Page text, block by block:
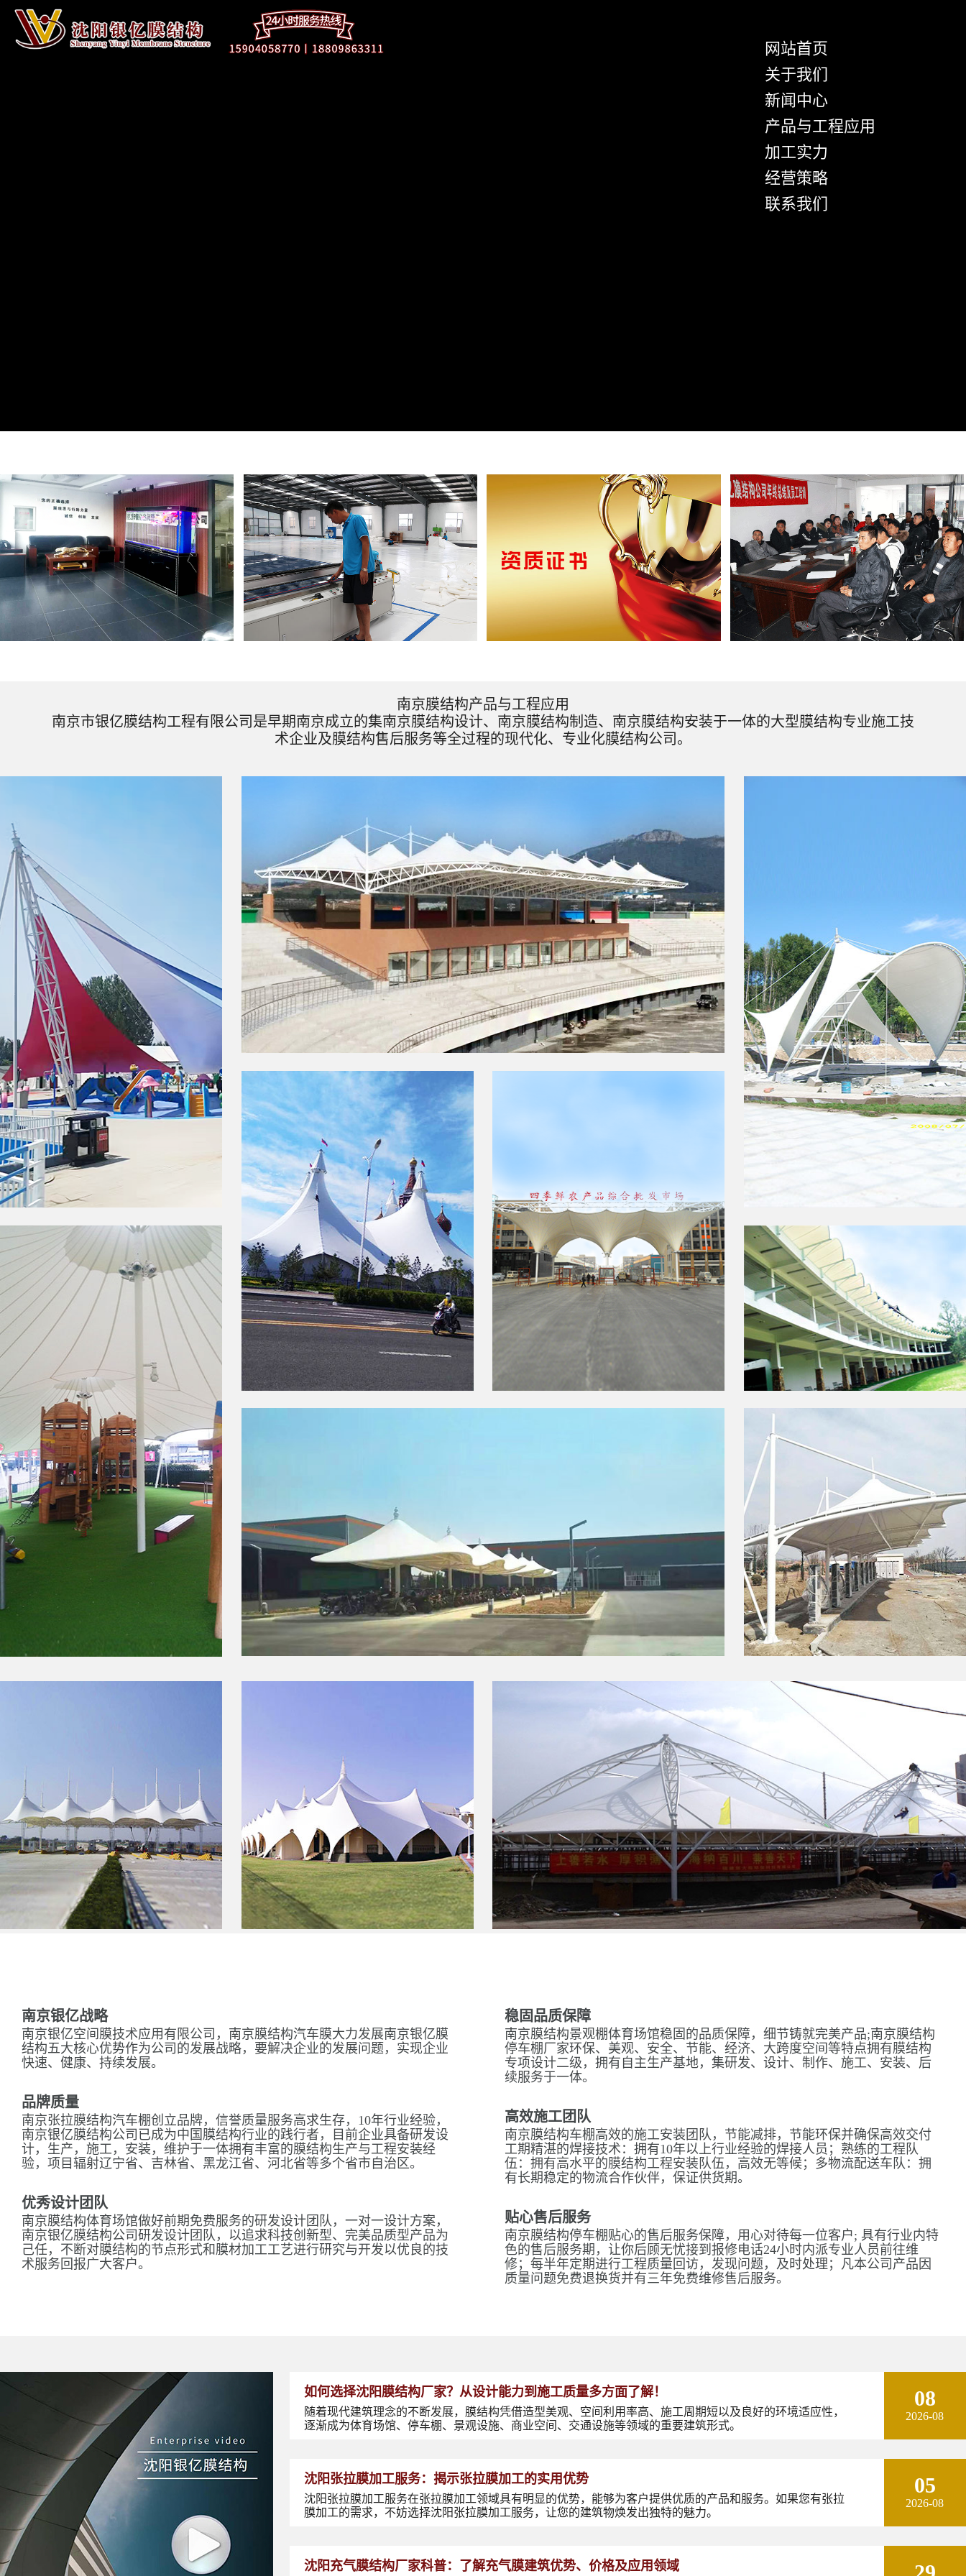
网站首页
关于我们
新闻中心
产品与工程应用
加工实力
经营策略
联系我们
南京膜结构产品与工程应用
南京市银亿膜结构工程有限公司是早期南京成立的集南京膜结构设计、南京膜结构制造、南京膜结构安装于一体的大型膜结构专业施工技
术企业及膜结构售后服务等全过程的现代化、专业化膜结构公司。
南京银亿战略
南京银亿空间膜技术应用有限公司，南京膜结构汽车膜大力发展南京银亿膜
结构五大核心优势作为公司的发展战略，要解决企业的发展问题，实现企业
快速、健康、持续发展。
品牌质量
南京张拉膜结构汽车棚创立品牌，信誉质量服务高求生存，10年行业经验，
南京银亿膜结构公司已成为中国膜结构行业的践行者，目前企业具备研发设
计，生产，施工，安装，维护于一体拥有丰富的膜结构生产与工程安装经
验，项目辐射辽宁省、吉林省、黑龙江省、河北省等多个省市自治区。
优秀设计团队
南京膜结构体育场馆做好前期免费服务的研发设计团队，一对一设计方案，
南京银亿膜结构公司研发设计团队，以追求科技创新型、完美品质型产品为
己任，不断对膜结构的节点形式和膜材加工工艺进行研究与开发以优良的技
术服务回报广大客户。
稳固品质保障
南京膜结构景观棚体育场馆稳固的品质保障，细节铸就完美产品;南京膜结构
停车棚厂家环保、美观、安全、节能、经济、大跨度空间等特点拥有膜结构
专项设计二级，拥有自主生产基地，集研发、设计、制作、施工、安装、后
续服务于一体。
高效施工团队
南京膜结构车棚高效的施工安装团队，节能减排，节能环保并确保高效交付
工期精湛的焊接技术：拥有10年以上行业经验的焊接人员；熟练的工程队
伍：拥有高水平的膜结构工程安装队伍，高效无等候；多物流配送车队：拥
有长期稳定的物流合作伙伴，保证供货期。
贴心售后服务
南京膜结构停车棚贴心的售后服务保障，用心对待每一位客户; 具有行业内特
色的售后服务期，让你后顾无忧接到报修电话24小时内派专业人员前往维
修；每半年定期进行工程质量回访，发现问题，及时处理；凡本公司产品因
质量问题免费退换货并有三年免费维修售后服务。
如何选择沈阳膜结构厂家？从设计能力到施工质量多方面了解！
随着现代建筑理念的不断发展，膜结构凭借造型美观、空间利用率高、施工周期短以及良好的环境适应性，
逐渐成为体育场馆、停车棚、景观设施、商业空间、交通设施等领域的重要建筑形式。
08
2026-08
沈阳张拉膜加工服务：揭示张拉膜加工的实用优势
沈阳张拉膜加工服务在张拉膜加工领域具有明显的优势，能够为客户提供优质的产品和服务。如果您有张拉
膜加工的需求，不妨选择沈阳张拉膜加工服务，让您的建筑物焕发出独特的魅力。
05
2026-08
沈阳充气膜结构厂家科普：了解充气膜建筑优势、价格及应用领域